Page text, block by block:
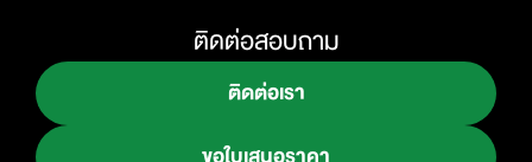
ติดต่อสอบถาม
ติดต่อเรา